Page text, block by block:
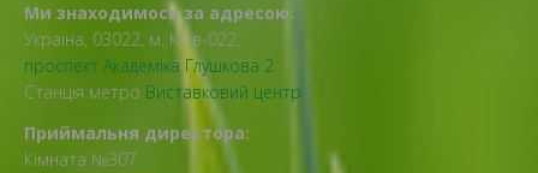
Ми знаходимось за адресою:
Україна, 03022, м. Київ-022,
проспект Академіка Глушкова 2
Станція метро Виставковий центр
Приймальня директора:
Кімната №307